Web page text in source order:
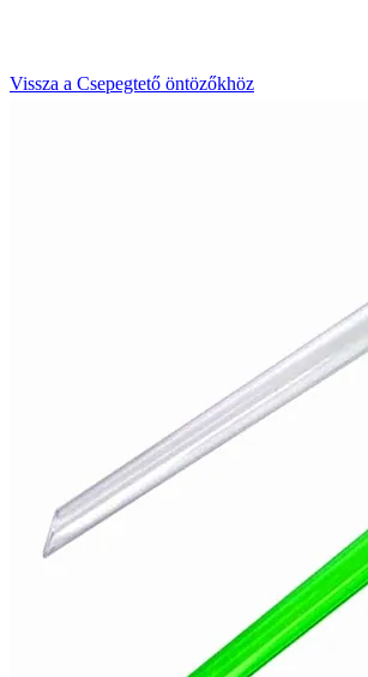
Vissza a Csepegtető öntözőkhöz